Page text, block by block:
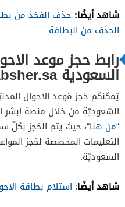
شاهد أيضًا: حذف الفخذ من
الحذف من البطاقة
رابط حجز موعد
السعودية absher.sa
يُمكنكم حَجز مَوعد الأحوال
السّعوديّة من خلال منصة أبشر
“من هنا“، حيث يتم الحَجز بكلّ
التعليمات المخصصة لحَجز
السعوديّة.
شاهد أيضًا: استلام بطاقة